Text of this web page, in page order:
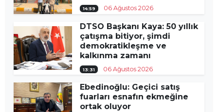
14:59 06 Ağustos 2026
DTSO Başkanı Kaya: 50 yıllık
çatışma bitiyor, şimdi
demokratikleşme ve
kalkınma zamanı
13:31 06 Ağustos 2026
Ebedinoğlu: Geçici satış
fuarları esnafın ekmeğine
ortak oluyor